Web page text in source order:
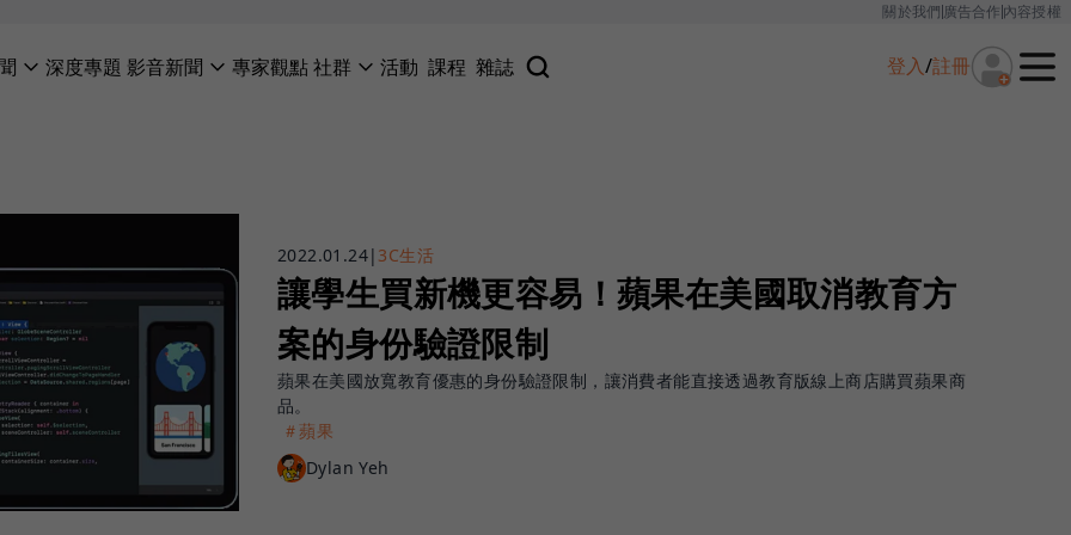
關於我們廣告合作內容授權
深度專題 影音新聞 專家觀點社群 活動 課程 雜誌 登入/註冊
2022.01.24| 3C生活
讓學生買新機更容易！蘋果在美國取消教育方
案的身份驗證限制
蘋果在美國放寬教育優惠的身份驗證限制，讓消費者能直接透過教育版線上商店購買蘋果商
品。
＃蘋果
Dylan Yeh